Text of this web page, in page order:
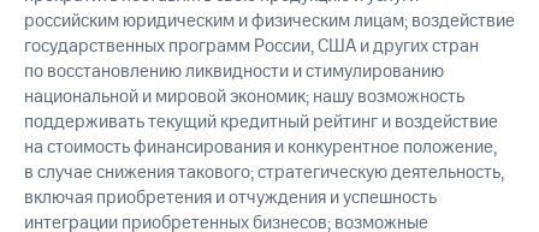
российским юридическим и физическим лицам; воздействие
государственных программ России, США и других стран
по восстановлению ликвидности и стимулированию
национальной и мировой экономик; нашу возможность
поддерживать текущий кредитный рейтинг и воздействие
на стоимость финансирования и конкурентное положение,
в случае снижения такового; стратегическую деятельность,
включая приобретения и отчуждения и успешность
интеграции приобретенных бизнесов; возможные